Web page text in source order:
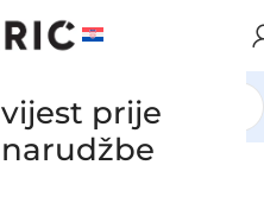
prije